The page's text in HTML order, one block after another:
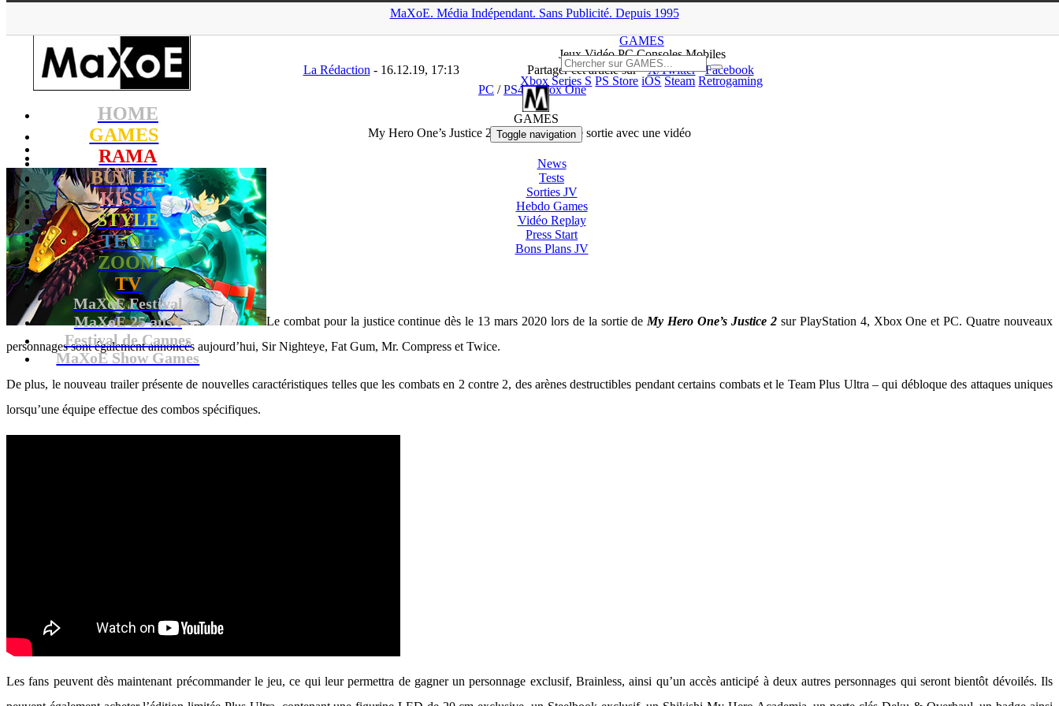
MaXoE. Média Indépendant. Sans Publicité. Depuis 1995
HOME
GAMES
RAMA
BULLES
KISSA
STYLE
TECH
ZOOM
TV
MaXoE Festival
MaXoE 25 ans !
Festival de Cannes
MaXoE Show Games
GAMES
JeuxVidéoPC Consoles Mobiles
Xbox Series S PS Store iOS Steam Retrogaming
GAMES
Toggle navigation
News
Tests
SortiesJV
Hebdo Games
Vidéo Replay
Press Start
Bons PlansJV
▲
La Rédaction - 16.12.19, 17:13 Partager cet article sur X/Twitter
Facebook
PC /PS4/Xbox One
My Hero One’s Justice 2 dévoile sa date de sortie avec une vidéo
Le combat pour la justice continue dès le 13 mars 2020 lors de la sortie de My Hero One’s Justice 2sur PlayStation 4, Xbox One et PC. Quatre nouveaux
personnages sont également annoncés aujourd’hui, Sir Nighteye, Fat Gum, Mr. Compress et Twice.
De plus, le nouveau trailer présente de nouvelles caractéristiques telles que les combats en 2 contre 2, des arènes destructibles pendant certains combats et le Team Plus Ultra – qui débloque des attaques uniques
lorsqu’une équipe effectue des combos spécifiques.
Les fans peuvent dès maintenant précommander le jeu, ce qui leur permettra de gagner un personnage exclusif, Brainless, ainsi qu’un accès anticipé à deux autres personnages qui seront bientôt dévoilés. Ils